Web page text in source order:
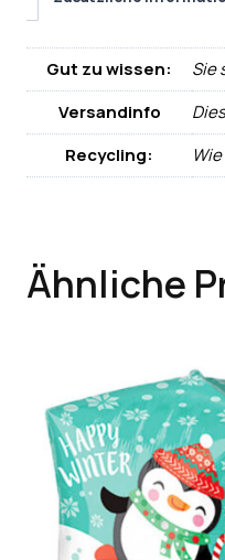
Gut zu wissen:
Sie
Versandinfo
Recycling:
Ähnliche